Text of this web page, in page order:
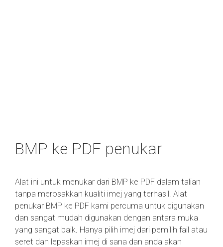
BMP ke PDF penukar
Alat ini untuk menukar dari BMP ke PDF dalam talian
tanpa merosakkan kualiti imej yang terhasil. Alat
penukar BMP ke PDF kami percuma untuk digunakan
dan sangat mudah digunakan dengan antara muka
yang sangat baik. Hanya pilih imej dari pemilih fail atau
seret dan lepaskan imej di sana dan anda akan